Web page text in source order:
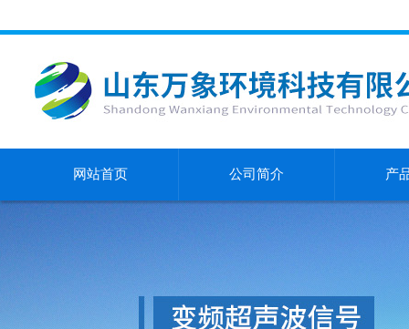
网站首页 公司简介 产